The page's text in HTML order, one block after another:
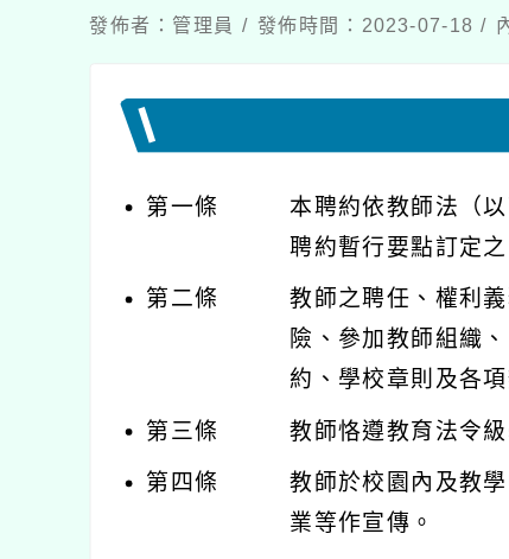
發佈者：管理員 / 發佈時間：2023-07-18 /
第一條
本聘約依教師法（
聘約暫行要點訂定之
第二條
教師之聘任、權利
險、參加教師組織
約、學校章則及各項
第三條 教師恪遵教育法令
第四條
教師於校園內及教
業等作宣傳。